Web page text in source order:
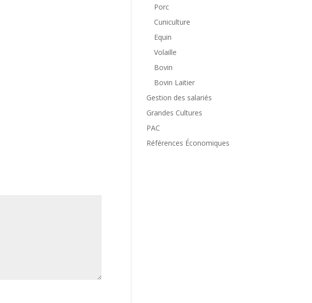
Porc
Cuniculture
Equin
Volaille
Bovin
Bovin Laitier
Gestion des salariés
Grandes Cultures
PAC
Références Économiques